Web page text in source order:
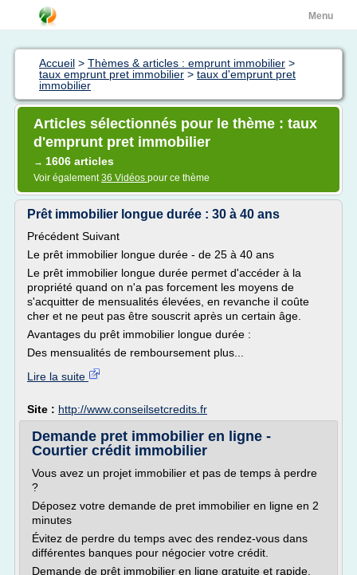
Menu
Accueil > Thèmes & articles : emprunt immobilier >
taux emprunt pret immobilier > taux d'emprunt pret
immobilier
Articles sélectionnés pour le thème : taux
d'emprunt pret immobilier
→ 1606 articles
Voir également36 Vidéos pour ce thème
Prêt immobilier longue durée : 30 à 40 ans
Précédent Suivant
Le prêt immobilier longue durée - de 25 à 40 ans
Le prêt immobilier longue durée permet d'accéder à la
propriété quand on n'a pas forcement les moyens de
s'acquitter de mensualités élevées, en revanche il coûte
cher et ne peut pas être souscrit après un certain âge.
Avantages du prêt immobilier longue durée :
Des mensualités de remboursement plus...
Lire la suite
Site : http://www.conseilsetcredits.fr
Demande pret immobilier en ligne -
Courtier crédit immobilier
Vous avez un projet immobilier et pas de temps à perdre
?
Déposez votre demande de pret immobilier en ligne en 2
minutes
Évitez de perdre du temps avec des rendez-vous dans
différentes banques pour négocier votre crédit.
Demande de prêt immobilier en ligne gratuite et rapide.